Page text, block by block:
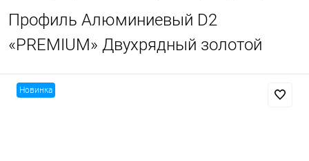
Профиль Алюминиевый D2
«PREMIUM» Двухрядный золотой
Новинка